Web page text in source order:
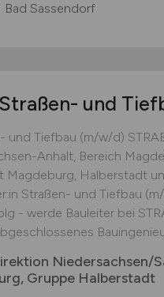
Bad Sassendorf
und
und Tiefbau (m/w/d)
Anhalt, Bereich
Magdeburg, Halberstadt
Straßen- und Tiefbau
- werde Bauleiter bei
Niedersachsen/
Gruppe Halberstadt